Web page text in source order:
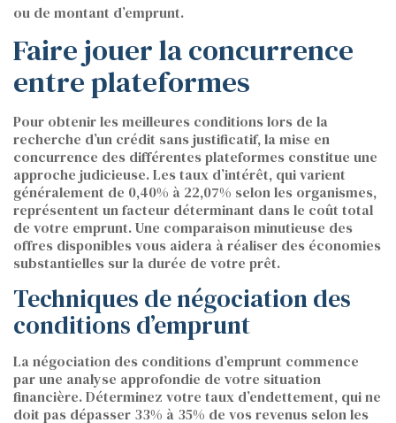
ou de montant d’emprunt.
Faire jouer la concurrence
entre plateformes
Pour obtenir les meilleures conditions lors de la
recherche d’un crédit sans justificatif, la mise en
concurrence des différentes plateformes constitue une
approche judicieuse. Les taux d’intérêt, qui varient
généralement de 0,40% à 22,07% selon les organismes,
représentent un facteur déterminant dans le coût total
de votre emprunt. Une comparaison minutieuse des
offres disponibles vous aidera à réaliser des économies
substantielles sur la durée de votre prêt.
Techniques de négociation des
conditions d’emprunt
La négociation des conditions d’emprunt commence
par une analyse approfondie de votre situation
financière. Déterminez votre taux d’endettement, qui ne
doit pas dépasser 33% à 35% de vos revenus selon les